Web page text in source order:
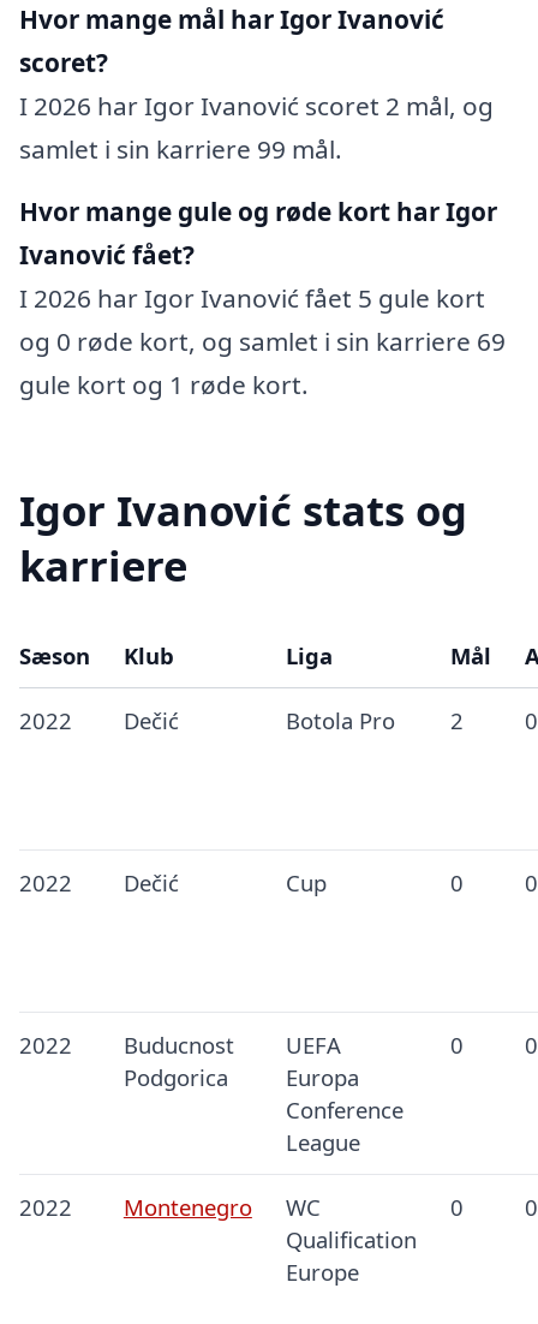
Hvor mange mål har Igor Ivanović
scoret?
I 2026 har Igor Ivanović scoret 2 mål, og
samlet i sin karriere 99 mål.
Hvor mange gule og røde kort har Igor
Ivanović fået?
I 2026 har Igor Ivanović fået 5 gule kort
og 0 røde kort, og samlet i sin karriere 69
gule kort og 1 røde kort.
Igor Ivanović stats og
karriere
Sæson Klub Liga Mål
2022 Dečić Botola Pro 2 0
2022 Dečić Cup 0 0
2022
Buducnost
Podgorica
UEFA
Europa
Conference
League
0 0
2022 Montenegro
WC
Qualification
Europe
0 0